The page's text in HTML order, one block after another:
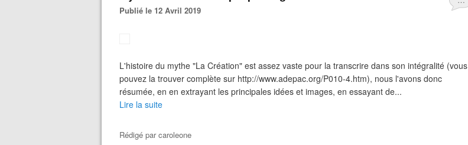
Publié le 12 Avril 2019
L'histoire du mythe "La Création" est assez vaste pour la transcrire dans son intégralité (vous
pouvez la trouver complète sur http://www.adepac.org/P010-4.htm), nous l'avons donc
résumée, en en extrayant les principales idées et images, en essayant de...
Lire la suite
Rédigé parcaroleone